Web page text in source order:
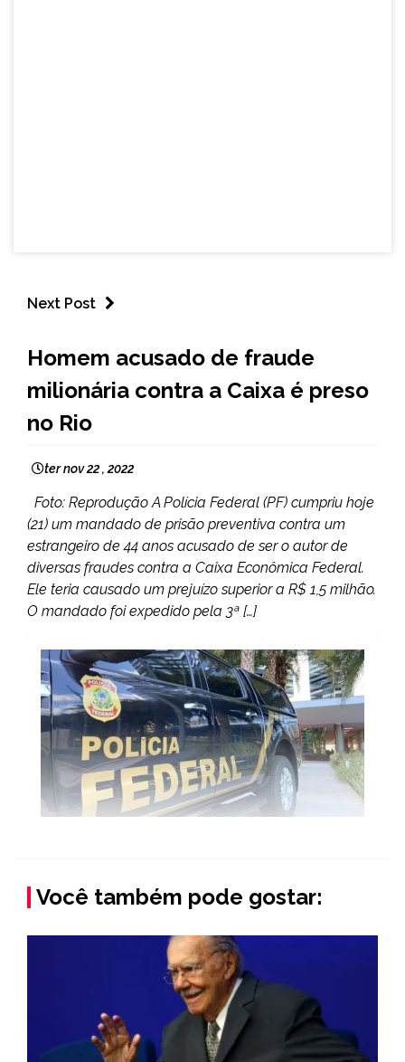
Next Post
NOTÍCIAS
Homem acusado de fraude
milionária contra a Caixa é preso
no Rio
ter nov 22 , 2022
Foto: Reprodução A Polícia Federal (PF) cumpriu hoje
(21) um mandado de prisão preventiva contra um
estrangeiro de 44 anos acusado de ser o autor de
diversas fraudes contra a Caixa Econômica Federal.
Ele teria causado um prejuízo superior a R$ 1,5 milhão.
O mandado foi expedido pela 3ª […]
Você também pode gostar: